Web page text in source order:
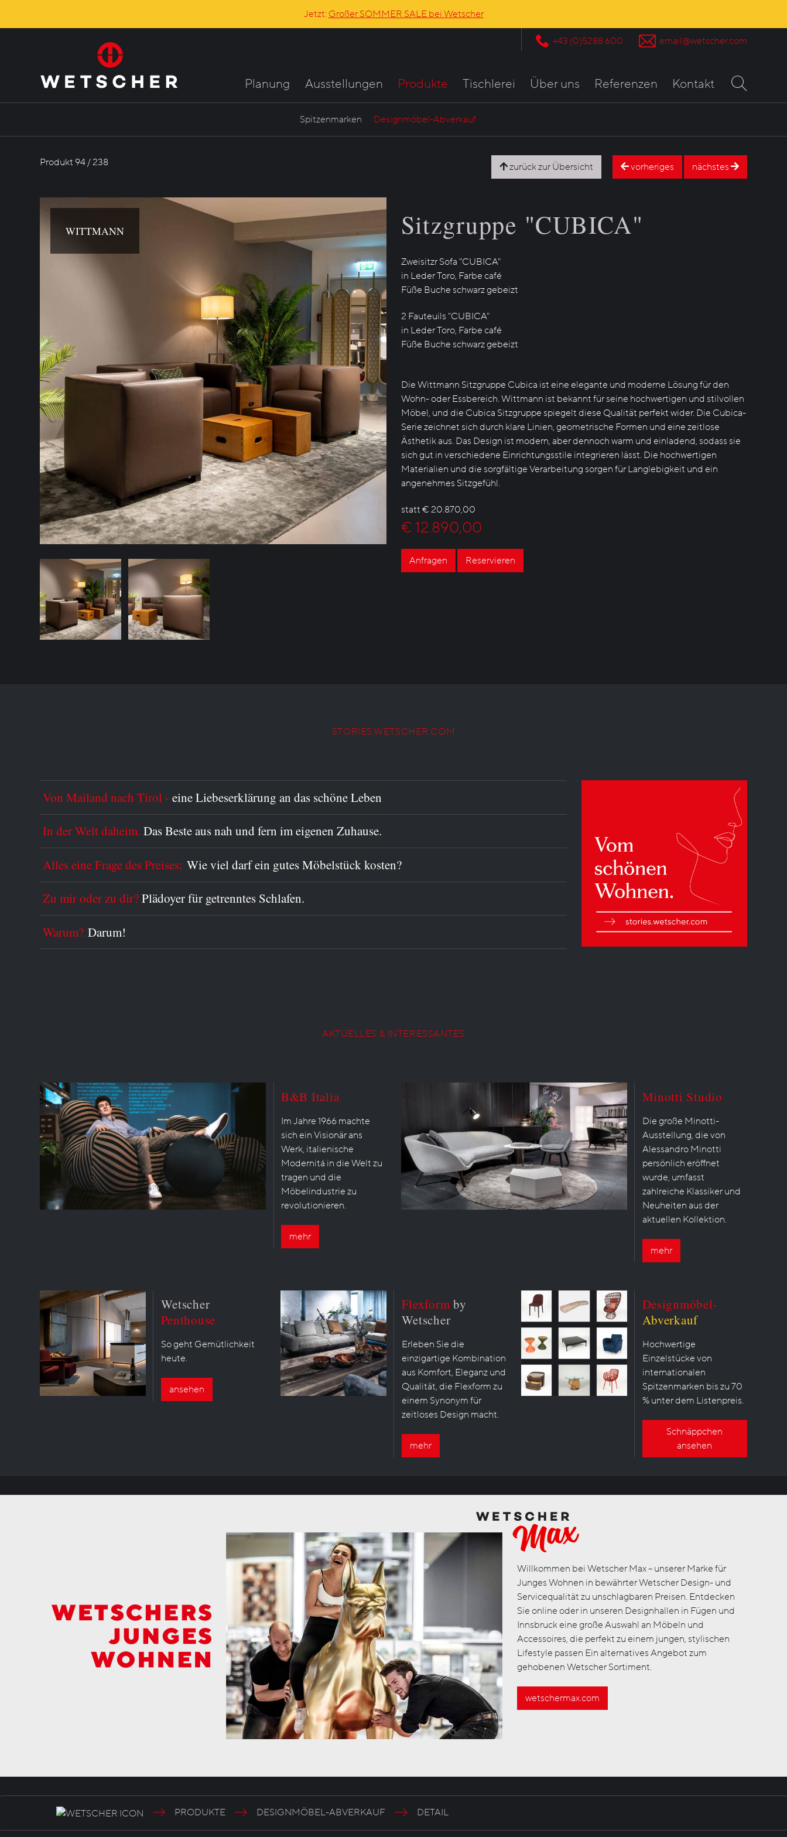
Jetzt: Großer SOMMER SALE bei Wetscher
+43 (0)5288 600 email@wetscher.com
Planung Ausstellungen Produkte Tischlerei Über uns Referenzen Kontakt
Spitzenmarken Designmöbel-Abverkauf
Produkt 94 / 238 zurück zur Übersicht vorheriges nächstes
WITTMANN Sitzgruppe "CUBICA"
Zweisitzr Sofa "CUBICA"
in Leder Toro, Farbe café
Füße Buche schwarz gebeizt
2 Fauteuils "CUBICA"
in Leder Toro, Farbe café
Füße Buche schwarz gebeizt
Die Wittmann Sitzgruppe Cubica ist eine elegante und moderne Lösung für den
Wohn- oder Essbereich. Wittmann ist bekannt für seine hochwertigen und stilvollen
Möbel, und die Cubica Sitzgruppe spiegelt diese Qualität perfekt wider. Die Cubica-
Serie zeichnet sich durch klare Linien, geometrische Formen und eine zeitlose
Ästhetik aus. Das Design ist modern, aber dennoch warm und einladend, sodass sie
sich gut in verschiedene Einrichtungsstile integrieren lässt. Die hochwertigen
Materialien und die sorgfältige Verarbeitung sorgen für Langlebigkeit und ein
angenehmes Sitzgefühl.
statt € 20.870,00
€ 12.890,00
Anfragen Reservieren
STORIES.WETSCHER.COM
Von Mailand nach Tirol -eine Liebeserklärung an das schöne Leben
In der Welt daheim.Das Beste aus nah und fern im eigenen Zuhause.
Alles eine Frage des Preises:Wie viel darf ein gutes Möbelstück kosten?
Zu mir oder zu dir?Plädoyer für getrenntes Schlafen.
Warum?Darum!
AKTUELLES & INTERESSANTES
B&B Italia
Im Jahre 1966 machte
sich ein Visionär ans
Werk, italienische
Modernitá in die Welt zu
tragen und die
Möbelindustrie zu
revolutionieren.
mehr
Minotti Studio
Die große Minotti-
Ausstellung, die von
Alessandro Minotti
persönlich eröffnet
wurde, umfasst
zahlreiche Klassiker und
Neuheiten aus der
aktuellen Kollektion.
mehr
Wetscher
Penthouse
So geht Gemütlichkeit
heute.
ansehen
Flexform by
Wetscher
Erleben Sie die
einzigartige Kombination
aus Komfort, Eleganz und
Qualität, die Flexform zu
einem Synonym für
zeitloses Design macht.
mehr
Designmöbel-
Abverkauf
Hochwertige
Einzelstücke von
internationalen
Spitzenmarken bis zu 70
% unter dem Listenpreis.
Schnäppchen
ansehen
Willkommen bei Wetscher Max – unserer Marke für
Junges Wohnen in bewährter Wetscher Design- und
Servicequalität zu unschlagbaren Preisen. Entdecken
Sie online oder in unseren Designhallen in Fügen und
Innsbruck eine große Auswahl an Möbeln und
Accessoires, die perfekt zu einem jungen, stylischen
Lifestyle passen Ein alternatives Angebot zum
gehobenen Wetscher Sortiment.
wetschermax.com
PRODUKTE DESIGNMÖBEL-ABVERKAUF DETAIL